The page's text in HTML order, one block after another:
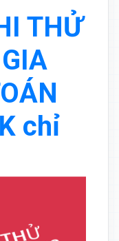
THỬ
chỉ